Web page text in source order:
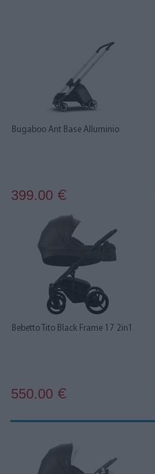
Bugaboo Ant Base Alluminio
399.00 €
Bebetto Tito Black Frame 17 2in1
550.00 €